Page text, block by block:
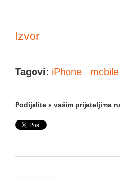
Izvor
Tagovi: iPhone ,
Podijelite s vašim prijateljima